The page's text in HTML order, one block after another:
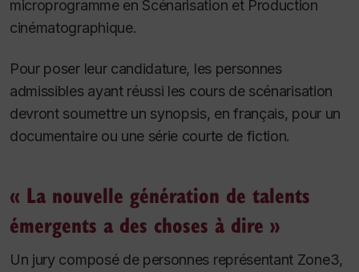
microprogramme en Scénarisation et Production
cinématographique.
Pour poser leur candidature, les personnes
admissibles ayant réussi les cours de scénarisation
devront soumettre un synopsis, en français, pour un
documentaire ou une série courte de fiction.
« La nouvelle génération de talents
émergents a des choses à dire »
Un jury composé de personnes représentant Zone3,